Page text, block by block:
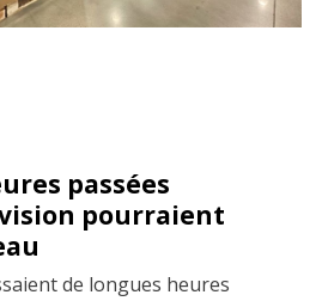
passées
pourraient
de longues heures